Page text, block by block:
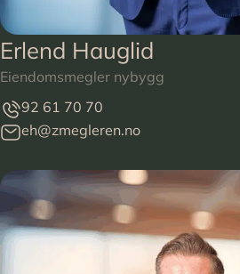
Erlend Hauglid
Eiendomsmegler nybygg
92 61 70 70
eh@zmegleren.no